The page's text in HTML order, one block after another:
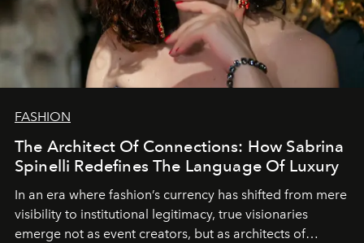
FASHION
The Architect Of Connections: How Sabrina
Spinelli Redefines The Language Of Luxury
In an era where fashion’s currency has shifted from mere
visibility to institutional legitimacy, true visionaries
emerge not as event creators, but as architects of